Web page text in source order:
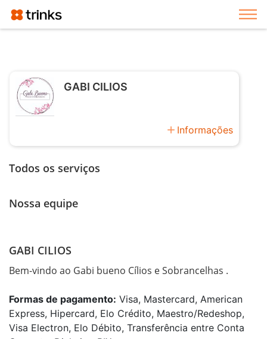
GABI CILIOS
add Informações
Todos os serviços
Nossa equipe
GABI CILIOS
Bem-vindo ao Gabi bueno Cílios e Sobrancelhas .
Formas de pagamento: Visa, Mastercard, American
Express, Hipercard, Elo Crédito, Maestro/Redeshop,
Visa Electron, Elo Débito, Transferência entre Conta